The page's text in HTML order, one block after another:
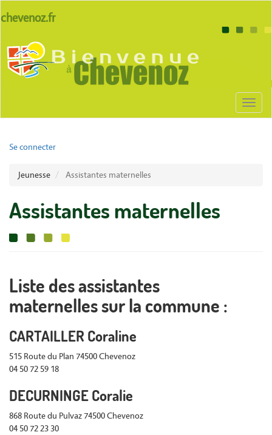
au
principal
lien
chevenoz
chevenoz.fr
Toggle
User
menu
Se connecter
Jeunesse Assistantes maternelles
Assistantes maternelles
Liste des assistantes
maternelles sur la commune :
CARTAILLER Coraline
515 Route du Plan 74500 Chevenoz
04 50 72 59 18
DECURNINGE Coralie
868 Route du Pulvaz 74500 Chevenoz
04 50 72 23 30